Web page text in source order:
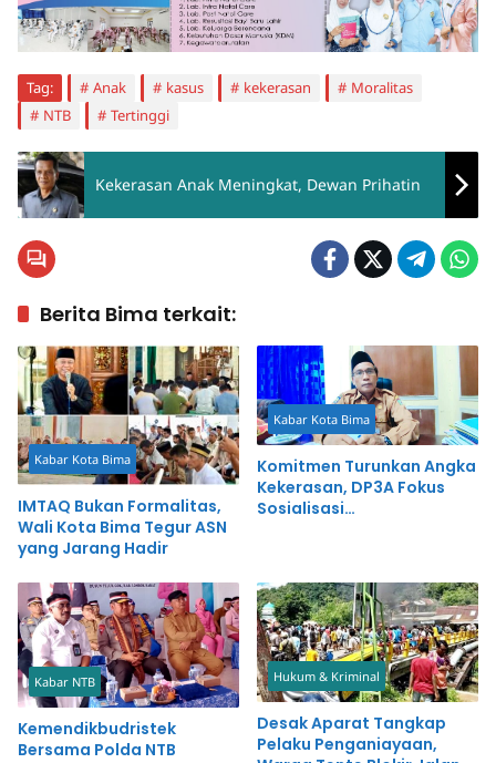
Tag: Anak kasus kekerasan
Moralitas
NTB
Tertinggi
Kekerasan Anak Meningkat, Dewan Prihatin
Berita Bima terkait:
Kabar Kota Bima
IMTAQ Bukan Formalitas,
Wali Kota Bima Tegur ASN
yang Jarang Hadir
Kabar Kota Bima
Komitmen Turunkan Angka
Kekerasan, DP3A Fokus
Sosialisasi
Kabar NTB
Kemendikbudristek
Bersama Polda NTB
Hukum & Kriminal
Desak Aparat Tangkap
Pelaku Penganiayaan,